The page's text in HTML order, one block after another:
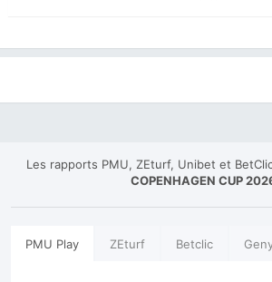
Les rapports PMU, ZEturf, Unibet et
COPENHAGEN CUP
PMU Play ZEturf Betclic